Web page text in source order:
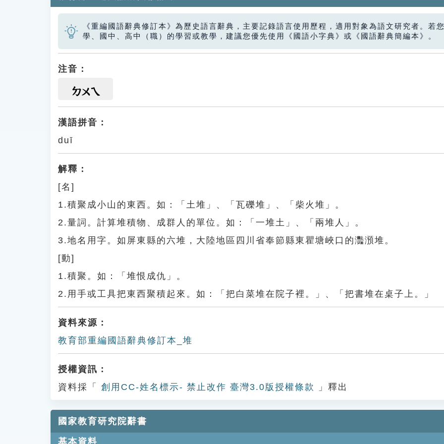
《重編國語辭典修訂本》為歷史語言辭典，主要記錄語言使用歷程，適用對象為語文研究者。若
學、國中、高中（職）的學習或教學，建議您優先使用《國語小字典》或《國語辭典簡編本》。
注音：
ㄉㄨㄟ
漢語拼音：
duī
解釋：
[名]
1.積聚成小山的東西。如：「土堆」、「瓦礫堆」、「柴火堆」。
2.量詞。計算堆積物、成群人的單位。如：「一堆土」、「兩堆人」。
3.地名用字。如屏東縣的六堆，大陸地區四川省奉節縣東瞿塘峽口的灩澦堆。
[動]
1.積聚。如：「堆恨成仇」。
2.用手或工具把東西聚積起來。如：「把白菜堆在院子裡。」、「把書堆在桌子上。」
資料來源：
教育部重編國語辭典修訂本_堆
授權資訊：
資料採「
創用CC-姓名標示- 禁止改作 臺灣3.0版授權條款 」釋出
國家教育研究院辭書
基本資料